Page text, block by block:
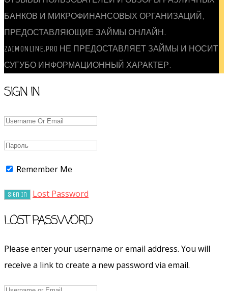
БАНКОВ И МИКРОФИНАНСОВЫХ ОРГАНИЗАЦИЙ,
ПРЕДОСТАВЛЯЮЩИЕ ЗАЙМЫ ОНЛАЙН.
ZAIMONLINE.PRO НЕ ПРЕДОСТАВЛЯЕТ ЗАЙМЫ И НОСИТ
СУГУБО ИНФОРМАЦИОННЫЙ ХАРАКТЕР.
SIGN IN
Remember Me
Lost Password
LOST PASSWORD
Please enter your username or email address. You will
receive a link to create a new password via email.